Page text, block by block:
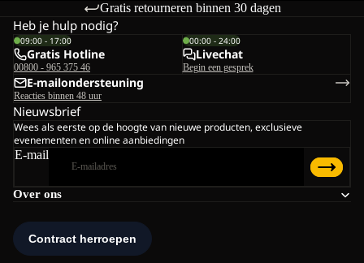
Gratis retourneren binnen 30 dagen
Over ons
Heb je hulp nodig?
09:00 - 17:00
Gratis Hotline
00800 - 965 375 46
00:00 - 24:00
Livechat
Begin een gesprek
E-mailondersteuning
Reacties binnen 48 uur
Nieuwsbrief
Wees als eerste op de hoogte van nieuwe producten, exclusieve
evenementen en online aanbiedingen
E-mail